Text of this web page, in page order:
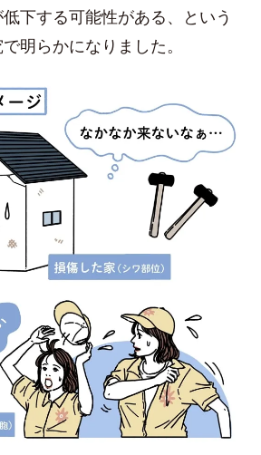
下する可能性がある、という
明らかになりました。